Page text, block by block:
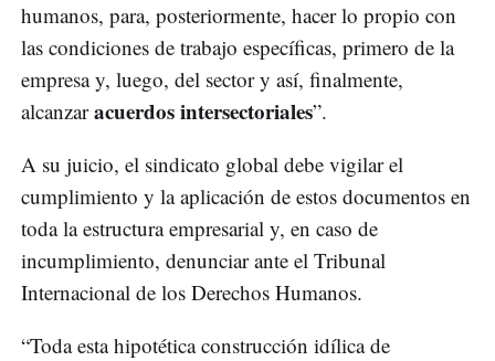
humanos, para, posteriormente, hacer lo propio con
las condiciones de trabajo específicas, primero de la
empresa y, luego, del sector y así, finalmente,
alcanzaracuerdos intersectoriales”.
A su juicio, el sindicato global debe vigilar el
cumplimiento y la aplicación de estos documentos en
toda la estructura empresarial y, en caso de
incumplimiento, denunciar ante el Tribunal
Internacional de los Derechos Humanos.
“Toda esta hipotética construcción idílica de